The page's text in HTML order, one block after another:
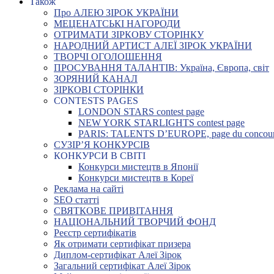
Про АЛЕЮ ЗІРОК УКРАЇНИ
МЕЦЕНАТСЬКІ НАГОРОДИ
ОТРИМАТИ ЗІРКОВУ СТОРІНКУ
НАРОДНИЙ АРТИСТ АЛЕЇ ЗІРОК УКРАЇНИ
ТВОРЧІ ОГОЛОШЕННЯ
ПРОСУВАННЯ ТАЛАНТІВ: Україна, Європа, світ
ЗОРЯНИЙ КАНАЛ
ЗІРКОВІ СТОРІНКИ
CONTESTS PAGES
LONDON STARS contest page
NEW YORK STARLIGHTS contest page
PARIS: TALENTS D’EUROPE, page du
СУЗІР’Я КОНКУРСІВ
КОНКУРСИ В СВІТІ
Конкурси мистецтв в Японії
Конкурси мистецтв в Кореї
Реклама на сайті
SEO статті
СВЯТКОВЕ ПРИВІТАННЯ
НАЦІОНАЛЬНИЙ ТВОРЧИЙ ФОНД
Реєстр сертифікатів
Як отримати сертифікат призера
Диплом-сертифікат Алеї Зірок
Загальний сертифікат Алеї Зірок